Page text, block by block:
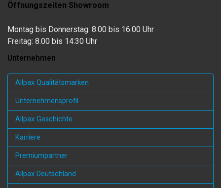
Öffnungszeiten Showroom
Montag bis Donnerstag: 8.00 bis 16.00 Uhr
Freitag: 8.00 bis 14:30 Uhr
Unternehmen
Allpax Qualitätsmarken
Unternehmensprofil
Allpax Geschichte
Karriere
Premiumpartner
Allpax Deutschland